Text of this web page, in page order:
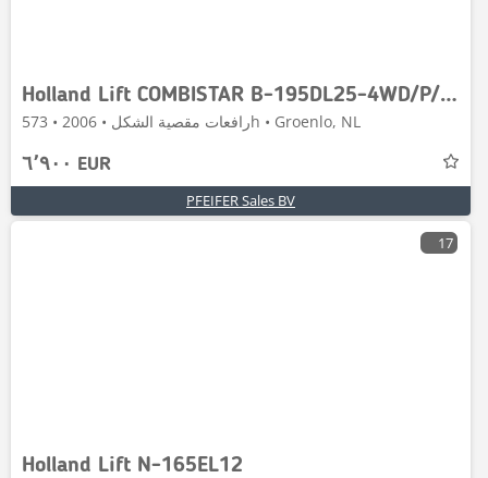
Holland Lift COMBISTAR B-195DL25-4WD/P/N Diesel, 4x4 Drive, 21.
رافعات مقصية الشكل • 2006 • 573h • Groenlo, NL
٦٬٩٠٠ EUR
PFEIFER Sales BV
17
Holland Lift N-165EL12